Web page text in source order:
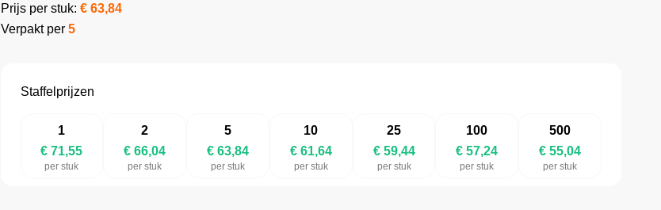
Prijs per stuk: € 63,84
Verpakt per 5
Staffelprijzen
1
€ 71,55
per stuk
2
€ 66,04
per stuk
5
€ 63,84
per stuk
10
€ 61,64
per stuk
25
€ 59,44
per stuk
100
€ 57,24
per stuk
500
€ 55,04
per stuk